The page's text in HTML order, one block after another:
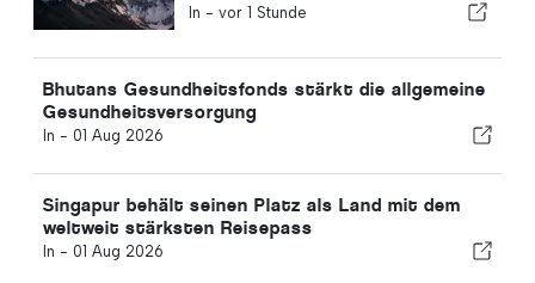
Erfahrungsvorschriften
In - vor 1 Stunde
Bhutans Gesundheitsfonds stärkt die allgemeine
Gesundheitsversorgung
In - 01 Aug 2026
Singapur behält seinen Platz als Land mit dem
weltweit stärksten Reisepass
In - 01 Aug 2026